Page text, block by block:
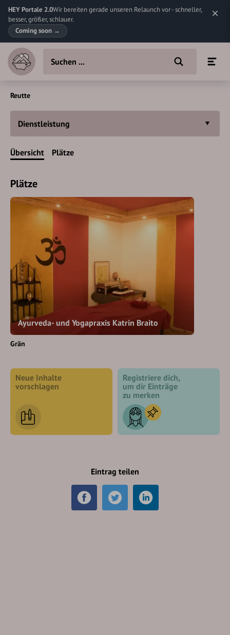
HEY Portale 2.0Wir bereiten gerade unseren Relaunch vor - schneller,
besser, größer, schlauer.
Coming soon →
Reutte
Dienstleistung
Übersicht Plätze
Plätze
Ayurveda- und Yogapraxis Katrin Braito
Grän
Neue Inhalte
vorschlagen
Registriere dich,
um dir Einträge
zu merken
Eintrag teilen